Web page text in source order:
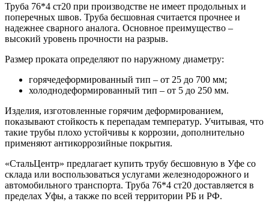
Труба 76*4 ст20 при производстве не имеет продольных и
поперечных швов. Труба бесшовная считается прочнее и
надежнее сварного аналога. Основное преимущество –
высокий уровень прочности на разрыв.
Размер проката определяют по наружному диаметру:
горячедеформированный тип – от 25 до 700 мм;
холоднодеформированный тип – от 5 до 250 мм.
Изделия, изготовленные горячим деформированием,
показывают стойкость к перепадам температур. Учитывая, что
такие трубы плохо устойчивы к коррозии, дополнительно
применяют антикоррозийные покрытия.
«СтальЦентр» предлагает купить трубу бесшовную в Уфе со
склада или воспользоваться услугами железнодорожного и
автомобильного транспорта. Труба 76*4 ст20 доставляется в
пределах Уфы, а также по всей территории РБ и РФ.